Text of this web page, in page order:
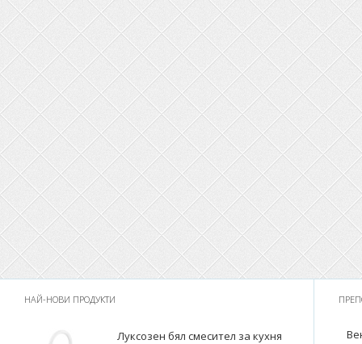
НАЙ-НОВИ ПРОДУКТИ
Луксозен бял смесител за кухня